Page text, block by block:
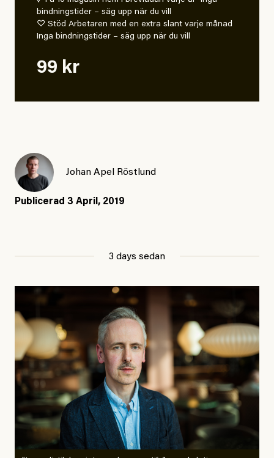
bindningstider – säg upp när du vill
♡ Stöd Arbetaren med en extra slant varje månad
Inga bindningstider – säg upp när du vill
99 kr
Johan Apel Röstlund
Publicerad 3 April, 2019
3 days sedan